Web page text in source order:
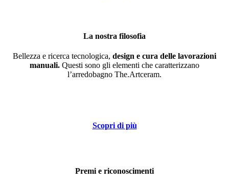
La nostra filosofia
Bellezza e ricerca tecnologica, design e cura delle lavorazioni
manuali. Questi sono gli elementi che caratterizzano
l’arredobagno The.Artceram.
Scopri di più
Premi e riconoscimenti